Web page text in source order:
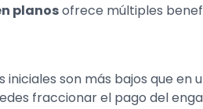
planosofrece múltiples
iniciales son más bajos que en
fraccionar el pago del